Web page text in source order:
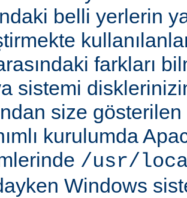
belli yerlerin
farkları
sistemi
size
kurulumda
/usr/
Windows